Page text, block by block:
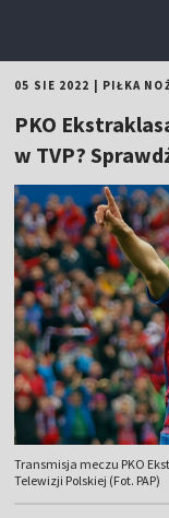
05 SIE 2022 PIŁKA
PKO
w TVP?
Transmisja meczu PKO
Telewizji Polskiej (Fot. PAP)